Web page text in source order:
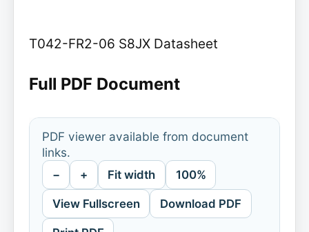
T042-FR2-06 S8JX Datasheet
Full PDF Document
PDF viewer available from document
links.
− + Fit width 100%
View Fullscreen Download PDF